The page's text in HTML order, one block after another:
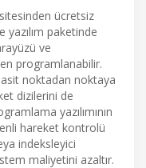
ücretsiz
paketinde
ve
programlanabilir.
noktadan noktaya
dizilerini de
yazılımının
hareket kontrolü
indeksleyici
maliyetini azaltır.